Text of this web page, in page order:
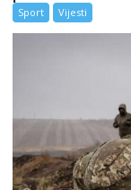
Sport Vijesti